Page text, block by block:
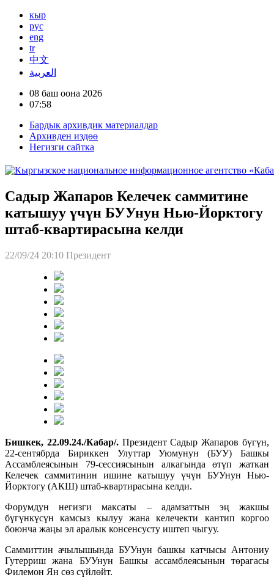
кыр
рус
eng
tr
中文
العربية
08 баш оона 2026
07:58
Бардык архивдик материалдар
Архивден издөө
Негизги сайтка
Садыр Жапаров Келечек саммитине
катышуу үчүн БУУнун Нью-Йорктогу
штаб-квартирасына келди
22/09/24 20:10 Президент
Бишкек, 22.09.24./Кабар/.Президент Садыр Жапаров бүгүн,
22-сентябрда Бириккен Улуттар Уюмунун (БУУ) Башкы
Ассамблеясынын 79-сессиясынын алкагында өтүп жаткан
Келечек саммитинин ишине катышуу үчүн БУУнун Нью-
Йорктогу (АКШ) штаб-квартирасына келди.
Форумдун негизги максаты – адамзаттын эң жакшы
бүгүнкүсүн камсыз кылуу жана келечекти кантип коргоо
боюнча жаңы эл аралык консенсусту иштеп чыгуу.
Саммиттин ачылышында БУУнун башкы катчысы Антониу
Гутерриш жана БУУнун Башкы ассамблеясынын төрагасы
Филемон Ян сөз сүйлөйт.